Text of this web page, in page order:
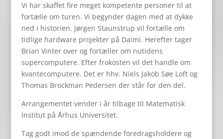
Vi har skaffet fire meget kompetente personer til at
fortælle om turen. Vi begynder dagen med at dykke
ned i historien. Jørgen Staunstrup vil fortælle om
tidlige hardware projekter på Daimi. Herefter tager
Brian Vinter over og fortæller om nutidens
supercomputere. Efter frokosten vil det handle om
kvantecomputere. Det er hhv. Niels Jakob Søe Loft og
Thomas Brockman Pedersen der står for den del.
Arrangementet vender i år tilbage til Matematisk
Institut på Århus Universitet.
Tag godt imod de spændende foredragsholdere og